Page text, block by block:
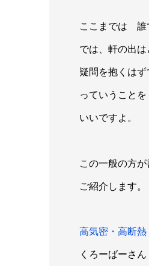
ここまでは 誰
では、軒の出
疑問を抱くは
っていうこと
いいですよ。
この一般の方
ご紹介します。
高気密・高断
くろーばーさ